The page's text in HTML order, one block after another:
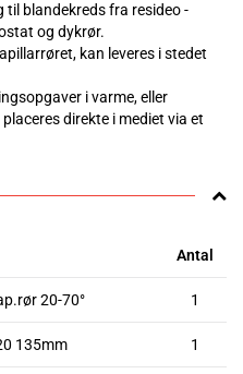
blandekreds fra resideo -
og dykrør.
kan leveres i stedet
i varme, eller
direkte i mediet via et
Antal
20-70° 1
135mm 1